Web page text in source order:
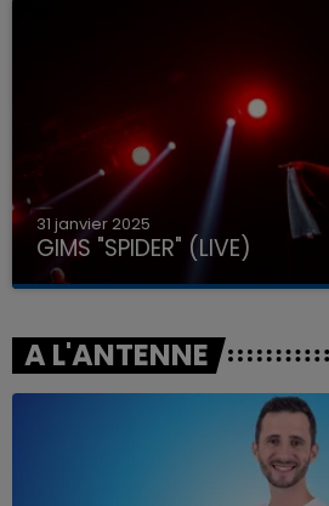
31 janvier 2025
GIMS "SPIDER" (LIVE)
A L'ANTENNE